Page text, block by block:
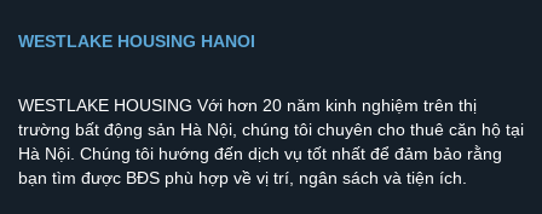
WESTLAKE HOUSING HANOI
WESTLAKE HOUSING Với hơn 20 năm kinh nghiệm trên thị
trường bất động sản Hà Nội, chúng tôi chuyên cho thuê căn hộ tại
Hà Nội. Chúng tôi hướng đến dịch vụ tốt nhất để đảm bảo rằng
bạn tìm được BĐS phù hợp về vị trí, ngân sách và tiện ích.